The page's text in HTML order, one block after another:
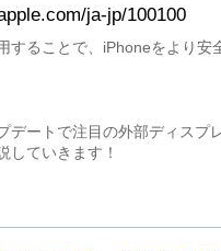
ja-jp/100100
することで、iPhoneをより安
デートで注目の外部ディスプ
していきます！